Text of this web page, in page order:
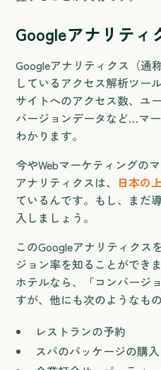
Googleアナリティ
Googleアナリティクス（通
しているアクセス解析ツール
サイトへのアクセス数、ユ
バージョンデータなど…マ
わかります。
今やWebマーケティングの
アナリティクスは、 日本の
ているんです。もし、まだ
入しましょう。
このGoogleアナリティクス
ジョン率を知ることができま
ホテルなら、「コンバージ
すが、他にも次のようなも
レストランの予約
スパのパッケージの購入